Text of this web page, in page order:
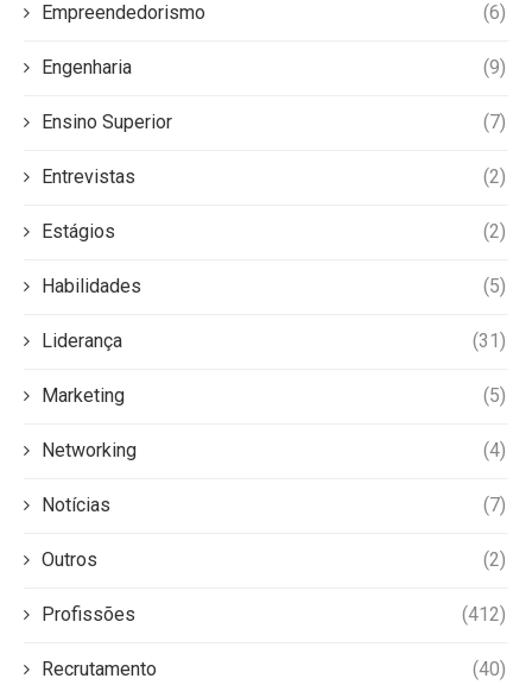
Empreendedorismo (6)
Engenharia (9)
Ensino Superior (7)
Entrevistas (2)
Estágios (2)
Habilidades (5)
Liderança (31)
Marketing (5)
Networking (4)
Notícias (7)
Outros (2)
Profissões (412)
Recrutamento (40)